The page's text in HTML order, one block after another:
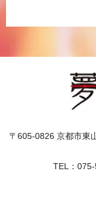
〒605-0826 京都市東
TEL：